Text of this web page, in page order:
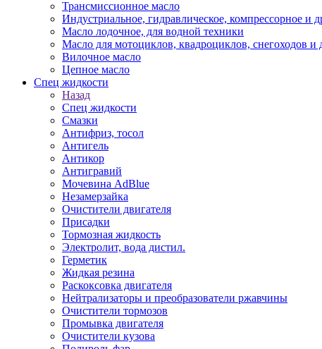
Трансмиссионное масло
Индустриальное, гидравлическое, компрессорное и
Масло лодочное, для водной техники
Масло для мотоциклов, квадроциклов, снегоходов и
Вилочное масло
Цепное масло
Спец жидкости
Назад
Спец жидкости
Смазки
Антифриз, тосол
Антигель
Антикор
Антигравий
Мочевина AdBlue
Незамерзайка
Очистители двигателя
Присадки
Тормозная жидкость
Электролит, вода дистил.
Герметик
Жидкая резина
Раскоксовка двигателя
Нейтрализаторы и преобразователи ржавчины
Очистители тормозов
Промывка двигателя
Очистители кузова